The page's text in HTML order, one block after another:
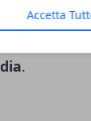
Accetta
.